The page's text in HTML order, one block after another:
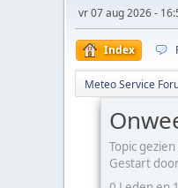
vr 07 aug 2026 -
Index
Meteo Service
Topic
Gestart